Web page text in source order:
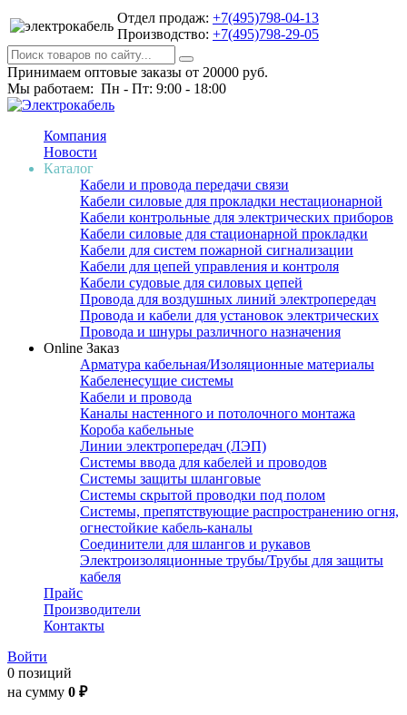
Отдел продаж: +7(495)798-04-13
Производство: +7(495)798-29-05
Принимаем оптовые заказы от 20000 руб.
Мы работаем: Пн - Пт: 9:00 - 18:00
Компания
Новости
Каталог
Кабели и провода передачи связи
Кабели силовые для прокладки нестационарной
Кабели контрольные для электрических приборов
Кабели силовые для стационарной прокладки
Кабели для систем пожарной сигнализации
Кабели для цепей управления и контроля
Кабели судовые для силовых цепей
Провода для воздушных линий электропередач
Провода и кабели для установок электрических
Провода и шнуры различного назначения
Online Заказ
Арматура кабельная/Изоляционные материалы
Кабеленесущие системы
Кабели и провода
Каналы настенного и потолочного монтажа
Короба кабельные
Линии электропередач (ЛЭП)
Системы ввода для кабелей и проводов
Системы защиты шланговые
Системы скрытой проводки под полом
Системы, препятствующие распространению огня,
огнестойкие кабель-каналы
Соединители для шлангов и рукавов
Электроизоляционные трубы/Трубы для защиты
кабеля
Прайс
Производители
Контакты
Войти
0 позиций
на сумму 0 ₽